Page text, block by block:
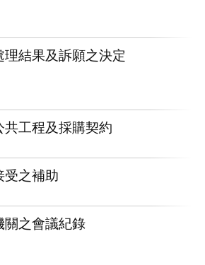
理結果及訴願之決定
共工程及採購契約
受之補助
關之會議紀錄